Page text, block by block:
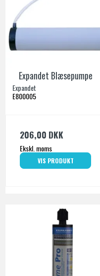
Expandet Blæsepumpe
Expandet
E800005
206,00 DKK
Ekskl. moms
VIS PRODUKT